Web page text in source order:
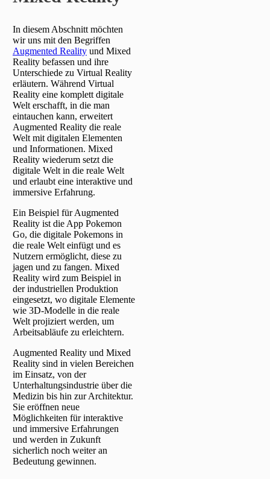
In diesem Abschnitt möchten
wir uns mit den Begriffen
Augmented Reality und Mixed
Reality befassen und ihre
Unterschiede zu Virtual Reality
erläutern. Während Virtual
Reality eine komplett digitale
Welt erschafft, in die man
eintauchen kann, erweitert
Augmented Reality die reale
Welt mit digitalen Elementen
und Informationen. Mixed
Reality wiederum setzt die
digitale Welt in die reale Welt
und erlaubt eine interaktive und
immersive Erfahrung.
Ein Beispiel für Augmented
Reality ist die App Pokemon
Go, die digitale Pokemons in
die reale Welt einfügt und es
Nutzern ermöglicht, diese zu
jagen und zu fangen. Mixed
Reality wird zum Beispiel in
der industriellen Produktion
eingesetzt, wo digitale Elemente
wie 3D-Modelle in die reale
Welt projiziert werden, um
Arbeitsabläufe zu erleichtern.
Augmented Reality und Mixed
Reality sind in vielen Bereichen
im Einsatz, von der
Unterhaltungsindustrie über die
Medizin bis hin zur Architektur.
Sie eröffnen neue
Möglichkeiten für interaktive
und immersive Erfahrungen
und werden in Zukunft
sicherlich noch weiter an
Bedeutung gewinnen.